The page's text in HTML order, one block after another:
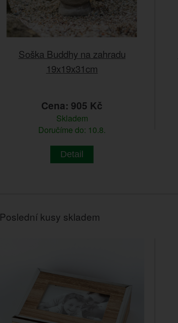
Soška Buddhy na zahradu
19x19x31cm
Cena: 905 Kč
Skladem
Doručíme do: 10.8.
Detail
Poslední kusy skladem